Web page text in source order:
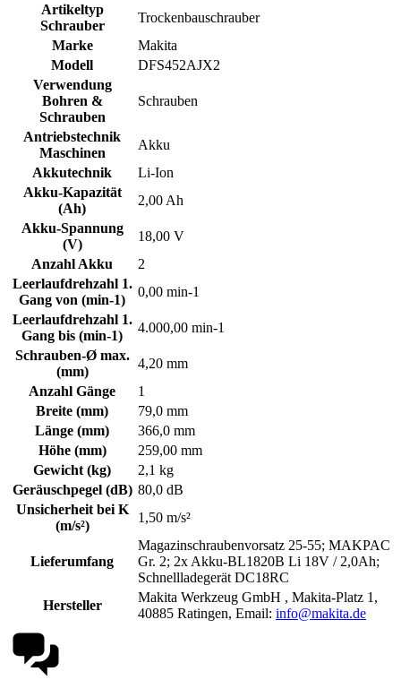
Artikeltyp
Schrauber
Trockenbauschrauber
Marke
Makita
Modell
DFS452AJX2
Verwendung
Bohren &
Schrauben
Schrauben
Antriebstechnik
Maschinen
Akku
Akkutechnik
Li-Ion
Akku-Kapazität
(Ah)
2,00 Ah
Akku-Spannung
(V)
18,00 V
Anzahl Akku
2
Leerlaufdrehzahl 1.
Gang von (min-1)
0,00 min-1
Leerlaufdrehzahl 1.
Gang bis (min-1)
4.000,00 min-1
Schrauben-Ø max.
(mm)
4,20 mm
Anzahl Gänge
1
Breite (mm)
79,0 mm
Länge (mm)
366,0 mm
Höhe (mm)
259,00 mm
Gewicht (kg)
2,1 kg
Geräuschpegel (dB) 80,0 dB
Unsicherheit bei K
(m/s²)
1,50 m/s²
Lieferumfang
Magazinschraubenvorsatz 25-55; MAKPAC
Gr. 2; 2x Akku-BL1820B Li 18V / 2,0Ah;
Schnellladegerät DC18RC
Hersteller
Makita Werkzeug GmbH , Makita-Platz 1,
40885 Ratingen, Email: info@makita.de